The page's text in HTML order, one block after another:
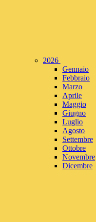
2026
Gennaio
Febbraio
Marzo
Aprile
Maggio
Giugno
Luglio
Agosto
Settembre
Ottobre
Novembre
Dicembre